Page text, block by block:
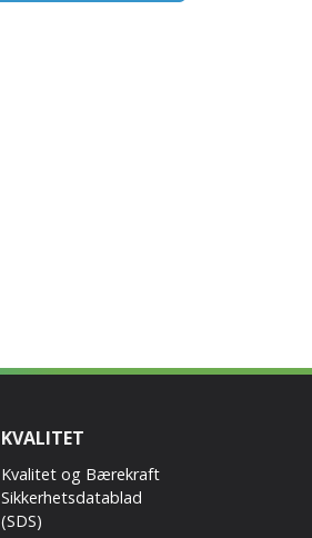
KVALITET
Kvalitet og Bærekraft
Sikkerhetsdatablad
(SDS)